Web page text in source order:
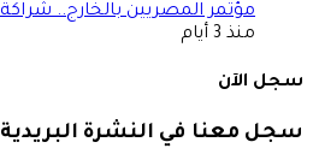
مؤتمر المصريين بالخارج..
منذ 3 أيام
سجل الآن
سجل معنا في النشرة البريدية